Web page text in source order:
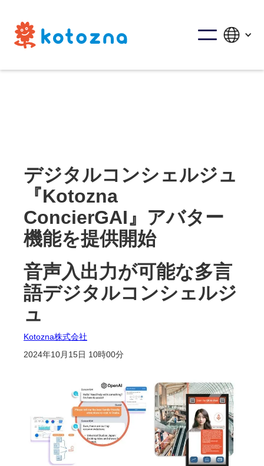
デジタルコンシェルジュ
『Kotozna
ConcierGAI』アバター
機能を提供開始
音声入出力が可能な多言
語デジタルコンシェルジ
ュ
Kotozna株式会社
2024年10月15日 10時00分